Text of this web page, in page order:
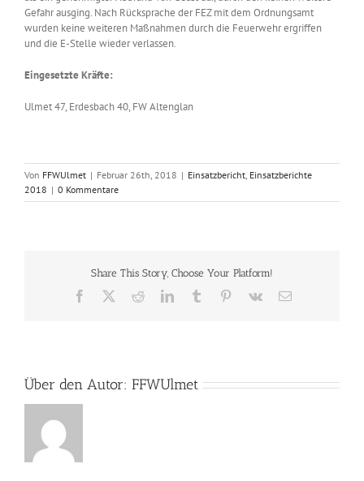
Gefahr ausging. Nach Rücksprache der FEZ mit dem Ordnungsamt
wurden keine weiteren Maßnahmen durch die Feuerwehr ergriffen
und die E-Stelle wieder verlassen.
Eingesetzte Kräfte:
Ulmet 47, Erdesbach 40, FW Altenglan
Von FFWUlmet | Februar 26th, 2018 | Einsatzbericht, Einsatzberichte
2018 | 0 Kommentare
Share This Story, Choose Your Platform!
Facebook RedditLinkedInTumblr Pinterest
Vk
E-
Über den Autor: FFWUlmet